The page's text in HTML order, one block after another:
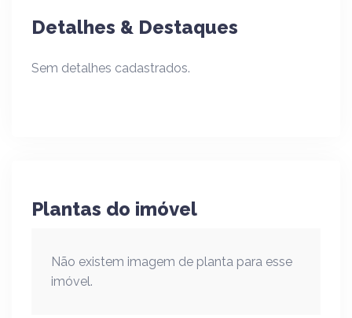
Detalhes & Destaques
Sem detalhes cadastrados.
Plantas do imóvel
Não existem imagem de planta para esse
imóvel.